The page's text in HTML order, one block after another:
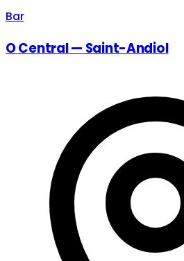
Bar
O Central — Saint-Andiol